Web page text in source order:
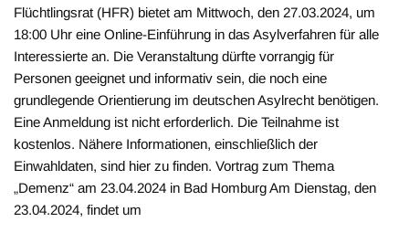
Flüchtlingsrat (HFR) bietet am Mittwoch, den 27.03.2024, um
18:00 Uhr eine Online-Einführung in das Asylverfahren für alle
Interessierte an. Die Veranstaltung dürfte vorrangig für
Personen geeignet und informativ sein, die noch eine
grundlegende Orientierung im deutschen Asylrecht benötigen.
Eine Anmeldung ist nicht erforderlich. Die Teilnahme ist
kostenlos. Nähere Informationen, einschließlich der
Einwahldaten, sind hier zu finden. Vortrag zum Thema
„Demenz“ am 23.04.2024 in Bad Homburg Am Dienstag, den
23.04.2024, findet um